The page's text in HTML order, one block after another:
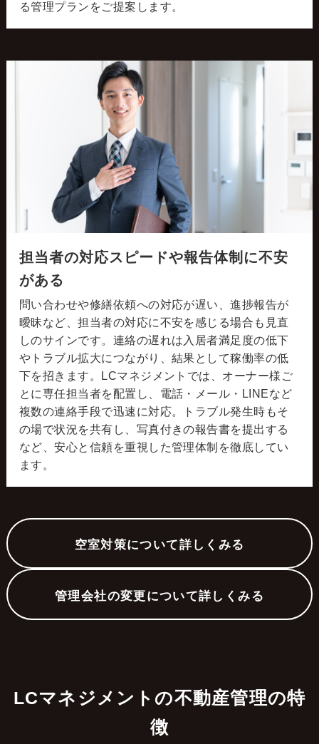
る管理プランをご提案します。
担当者の対応スピードや報告体制に不安
がある
問い合わせや修繕依頼への対応が遅い、進捗報告が
曖昧など、担当者の対応に不安を感じる場合も見直
しのサインです。連絡の遅れは入居者満足度の低下
やトラブル拡大につながり、結果として稼働率の低
下を招きます。LCマネジメントでは、オーナー様ご
とに専任担当者を配置し、電話・メール・LINEなど
複数の連絡手段で迅速に対応。トラブル発生時もそ
の場で状況を共有し、写真付きの報告書を提出する
など、安心と信頼を重視した管理体制を徹底してい
ます。
空室対策について詳しくみる
管理会社の変更について詳しくみる
LCマネジメントの不動産管理の特
徴